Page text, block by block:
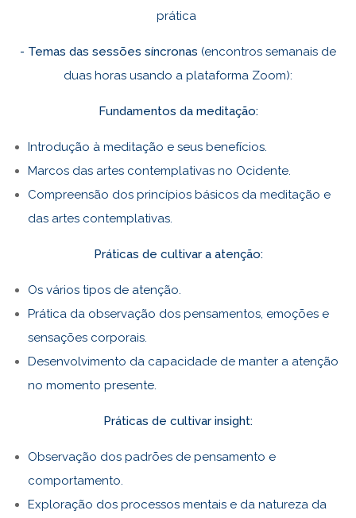
prática
- Temas das sessões síncronas (encontros semanais de
duas horas usando a plataforma Zoom):
Fundamentos da meditação:
Introdução à meditação e seus benefícios.
Marcos das artes contemplativas no Ocidente.
Compreensão dos princípios básicos da meditação e
das artes contemplativas.
Práticas de cultivar a atenção:
Os vários tipos de atenção.
Prática da observação dos pensamentos, emoções e
sensações corporais.
Desenvolvimento da capacidade de manter a atenção
no momento presente.
Práticas de cultivar insight:
Observação dos padrões de pensamento e
comportamento.
Exploração dos processos mentais e da natureza da